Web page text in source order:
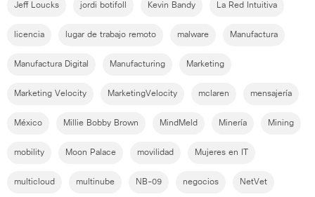
Jeff Loucks jordi botifoll Kevin Bandy La Red Intuitiva
licencia lugar de trabajo remoto malware Manufactura
Manufactura Digital Manufacturing Marketing
Marketing Velocity MarketingVelocity mclaren mensajería
México Millie Bobby Brown MindMeld Minería Mining
mobility Moon Palace movilidad Mujeres en IT
multicloud multinube NB-09 negocios NetVet